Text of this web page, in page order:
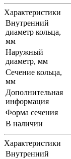
Характеристики
Внутренний
диаметр кольца,
мм
Наружный
диаметр, мм
Сечение кольца,
мм
Дополнительная
информация
Форма сечения
В наличии
Характеристики
Внутренний